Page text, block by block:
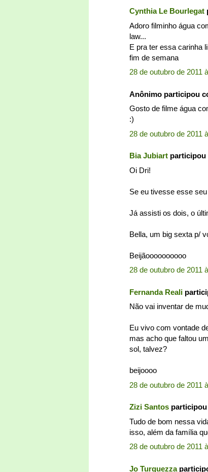
Cynthia Le Bourlegat
Adoro filminho água
law...
E pra ter essa carinha
fim de semana
28 de outubro de 2011
Anônimo participou
Gosto de filme água
:)
28 de outubro de 2011
Bia Jubiart participou
Oi Dri!
Se eu tivesse esse
Já assisti os dois, o
Bella, um big sexta p/
Beijãoooooooooo
28 de outubro de 2011
Fernanda Reali
Não vai inventar de
Eu vivo com vontade
mas acho que faltou
sol, talvez?
beijoooo
28 de outubro de 2011
Zizi Santos
Tudo de bom nessa
isso, além da família
28 de outubro de 2011
Jo Turquezza